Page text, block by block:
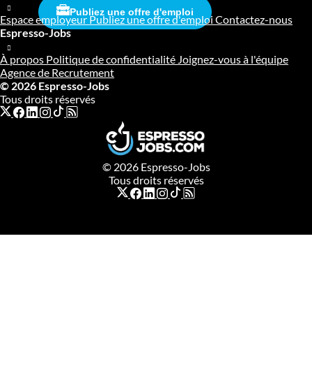
Publiez une offre d'emploi
Espace employeurPubliez une offre d'emploi Contactez-nous
Espresso-Jobs
À propos Politique de confidentialité Joignez-vous à l'équipe
Agence de Recrutement
© 2026 Espresso-Jobs
Tous droits réservés
© 2026 Espresso-Jobs
Tous droits réservés